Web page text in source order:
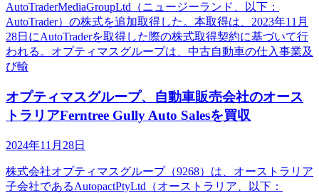
AutoTraderMediaGroupLtd（ニュージーランド、以下：
AutoTrader）の株式を追加取得した。本取得は、2023年11月
28日にAutoTraderを取得した際の株式取得契約に基づいて行
われる。オプティマスグループは、中古自動車の仕入事業及
び輸
オプティマスグループ、自動車販売会社のオース
トラリアFerntree Gully Auto Salesを買収
2024年11月28日
株式会社オプティマスグループ（9268）は、オーストラリア
子会社であるAutopactPtyLtd（オーストラリア、以下：